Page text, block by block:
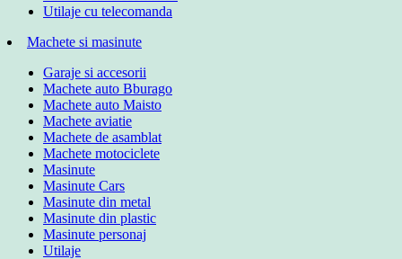
Utilaje cu telecomanda
Machete si masinute
Garaje si accesorii
Machete auto Bburago
Machete auto Maisto
Machete aviatie
Machete de asamblat
Machete motociclete
Masinute
Masinute Cars
Masinute din metal
Masinute din plastic
Masinute personaj
Utilaje